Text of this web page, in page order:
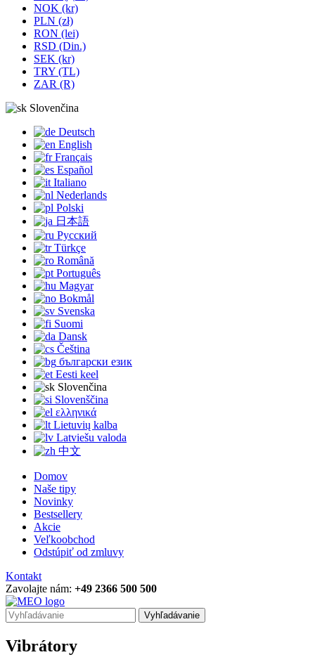
NOK (kr)
PLN (zł)
RON (lei)
RSD (Din.)
SEK (kr)
TRY (TL)
ZAR (R)
Slovenčina
Deutsch
English
Français
Español
Italiano
Nederlands
Polski
日本語
Русский
Türkçe
Română
Português
Magyar
Bokmål
Svenska
Suomi
Dansk
Čeština
български език
Eesti keel
Slovenčina
Slovenščina
ελληνικά
Lietuvių kalba
Latviešu valoda
中文
Domov
Naše tipy
Novinky
Bestsellery
Akcie
Veľkoobchod
Odstúpiť od zmluvy
Kontakt
Zavolajte nám: +49 2366 500 500
Vyhľadávanie
Vibrátory